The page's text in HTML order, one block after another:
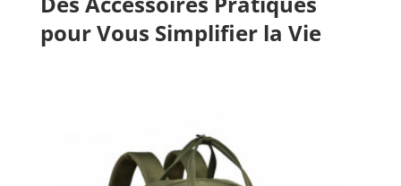
pour Vous Simplifier la Vie